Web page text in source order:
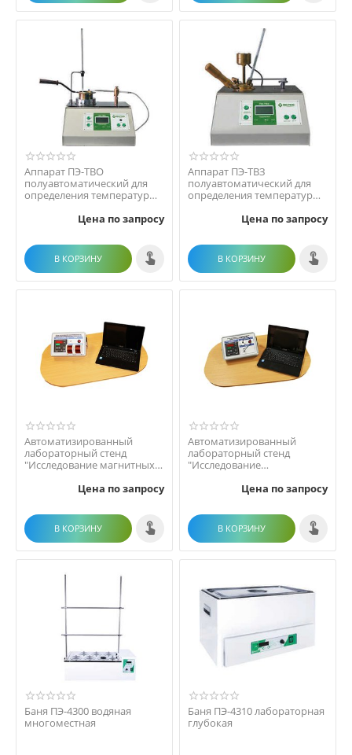
Аппарат ПЭ-ТВО
полуавтоматический для
определения температуры
Цена по запросу
В КОРЗИНУ
Аппарат ПЭ-ТВЗ
полуавтоматический для
определения температуры
Цена по запросу
В КОРЗИНУ
Автоматизированный
лабораторный стенд
"Исследование магнитных
полупроводниковых...
Цена по запросу
В КОРЗИНУ
Автоматизированный
лабораторный стенд
"Исследование
характеристик проводн...
Цена по запросу
В КОРЗИНУ
Баня ПЭ-4300 водяная
многоместная
Баня ПЭ-4310 лабораторная
глубокая